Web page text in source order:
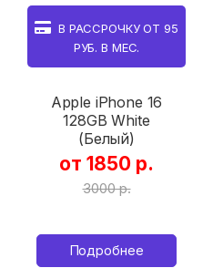
В РАССРОЧКУ ОТ 95
РУБ. В МЕС.
Apple iPhone 16
128GB White
(Белый)
от 1850 р.
3000 р.
Подробнее